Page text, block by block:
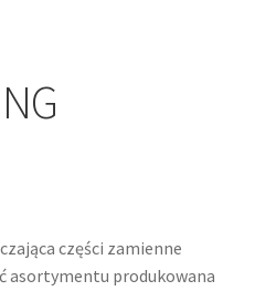
części zamienne
asortymentu produkowana